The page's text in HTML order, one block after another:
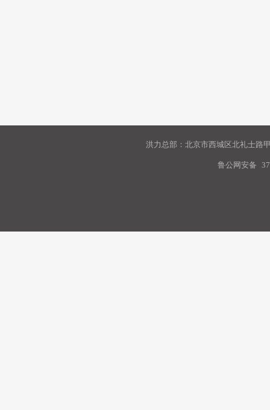
洪力总部：北京市西城区北礼士路
鲁公网安备